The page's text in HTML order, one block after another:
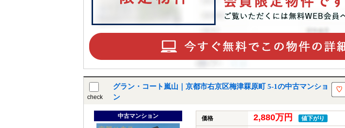
check
グラン・コート嵐山｜京都市右京区梅津罧原町 5-1の中古マンショ
ン
中古マンション 価格 2,880万円 値下がり